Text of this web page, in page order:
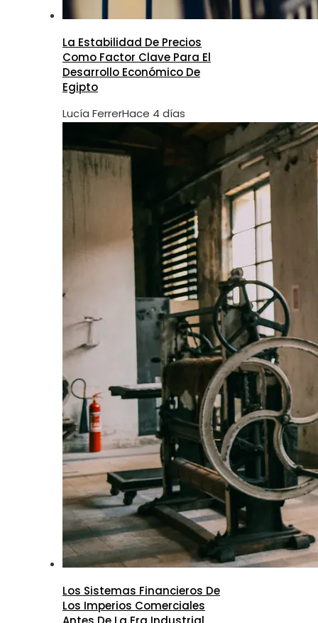
La Estabilidad De Precios
Como Factor Clave Para El
Desarrollo Económico De
Egipto
Lucía FerrerHace 4 días
Los Sistemas Financieros De
Los Imperios Comerciales